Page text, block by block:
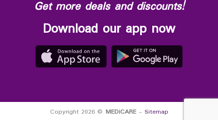
Get more deals and discounts!
Download our app now
Copyright 2026 © MEDiCARE- Sitemap